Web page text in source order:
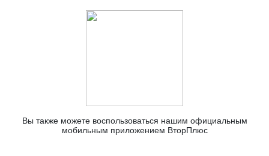
Вы также можете воспользоваться нашим официальным
мобильным приложением ВторПлюс